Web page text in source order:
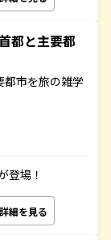
都と主要都
都市を旅の雑学
登場！
詳細を見る